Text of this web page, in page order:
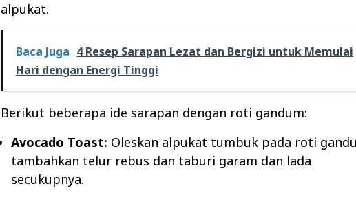
alpukat.
Baca Juga 4 Resep Sarapan Lezat dan Bergizi untuk Memulai
Hari dengan Energi Tinggi
Berikut beberapa ide sarapan dengan roti gandum:
Avocado Toast: Oleskan alpukat tumbuk pada roti
tambahkan telur rebus dan taburi garam dan lada
secukupnya.